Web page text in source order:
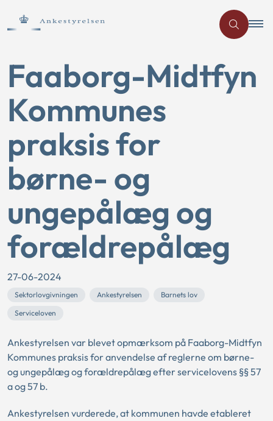
Faaborg-Midtfyn
Kommunes
praksis for
børne- og
ungepålæg og
forældrepålæg
27-06-2024
Sektorlovgivningen Ankestyrelsen
Barnets lov
Serviceloven
Ankestyrelsen var blevet opmærksom på Faaborg-Midtfyn
Kommunes praksis for anvendelse af reglerne om børne-
og ungepålæg og forældrepålæg efter servicelovens §§ 57
a og 57 b.
Ankestyrelsen vurderede, at kommunen havde etableret